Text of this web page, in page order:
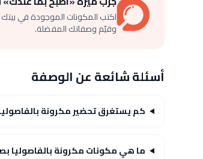
اكتب المكونات الموجودة في
وقيّم وصفاتك المفضلة.
أسئلة شائعة عن الوصفة
كم يستغرق تحضير مكرونة
ما هي مكونات مكرونة بالفاصوليا